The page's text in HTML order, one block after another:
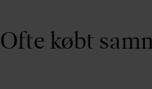
Ofte købt